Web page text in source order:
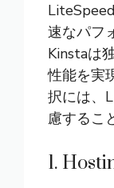
速なパフ
Kinstaは
性能を実
択には、
慮するこ
1.